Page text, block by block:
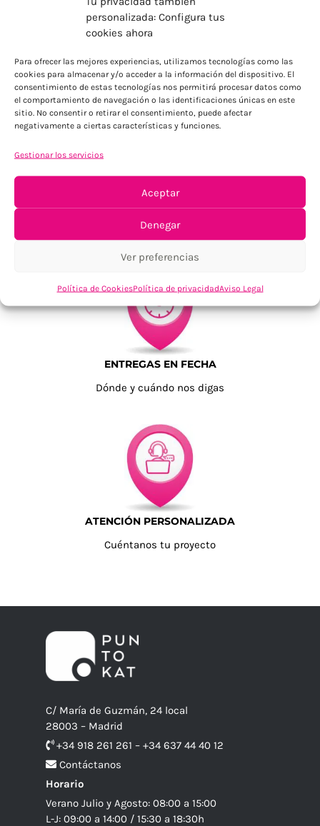
personalizada: Configura tus
cookies ahora
Para ofrecer las mejores experiencias, utilizamos tecnologías como las
cookies para almacenar y/o acceder a la información del dispositivo. El
consentimiento de estas tecnologías nos permitirá procesar datos como
el comportamiento de navegación o las identificaciones únicas en este
sitio. No consentir o retirar el consentimiento, puede afectar
negativamente a ciertas características y funciones.
Gestionar los servicios
Aceptar
Denegar
Ver preferencias
Política de CookiesPolítica de privacidadAviso Legal
Para Península, resto consultar
TU SATISFACCIÓN = LA NUESTRA
Tu confianza, nuestro objetivo
ENTREGAS EN FECHA
Dónde y cuándo nos digas
ATENCIÓN PERSONALIZADA
Cuéntanos tu proyecto
C/ María de Guzmán, 24 local
28003 – Madrid
+34 918 261 261 – +34 637 44 40 12
Contáctanos
Horario
Verano Julio y Agosto: 08:00 a 15:00
L-J: 09:00 a 14:00 / 15:30 a 18:30h